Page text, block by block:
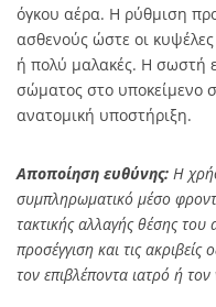
όγκου αέρα. Η ρύθμιση
ασθενούς ώστε οι
ή πολύ μαλακές. Η σωστή
σώματος στο υποκείμενο
ανατομική υποστήριξη.
Αποποίηση ευθύνης: Η
συμπληρωματικό μέσο
τακτικής αλλαγής θέσης
προσέγγιση και τις ακριβείς
τον επιβλέποντα ιατρό ή